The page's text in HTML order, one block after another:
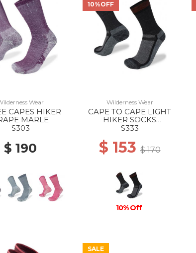
Wear
CAPES HIKER
MARLE
S303
$ 190
10%OFF
Wilderness Wear
CAPE TO CAPE LIGHT
HIKER SOCKS
BLACK/CHARCOAL
S333
$ 153$ 170
10% Off
SALE